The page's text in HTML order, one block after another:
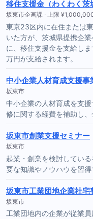
移住支援金（わくわく茨
坂東市企画課 · 上限
東京23区内に在住または
いた方が、茨城県提携企
に、移住支援金を支給し
万円が支給されます。
中小企業人材育成支援事
坂東市
中小企業の人材育成を支
修に関する経費を補助し、
坂東市創業支援セミナー
坂東市
起業・創業を検討してい
要な知識やノウハウを習得
坂東市工業団地企業社宅
坂東市
工業団地内の企業が従業